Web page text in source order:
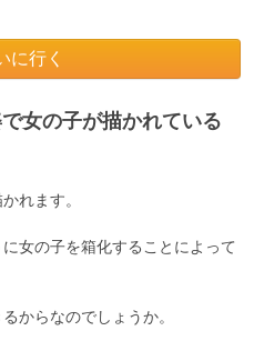
に行く
女の子が描かれている
れます。
女の子を箱化することによって
からなのでしょうか。